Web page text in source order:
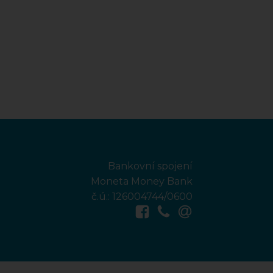
Bankovní spojení
Moneta Money Bank
č.ú.: 126004744/0600